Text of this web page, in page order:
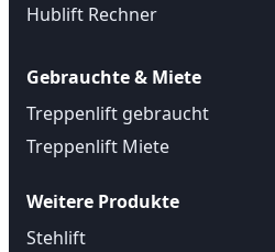
Hublift Rechner
Gebrauchte & Miete
Treppenlift gebraucht
Treppenlift Miete
Weitere Produkte
Stehlift